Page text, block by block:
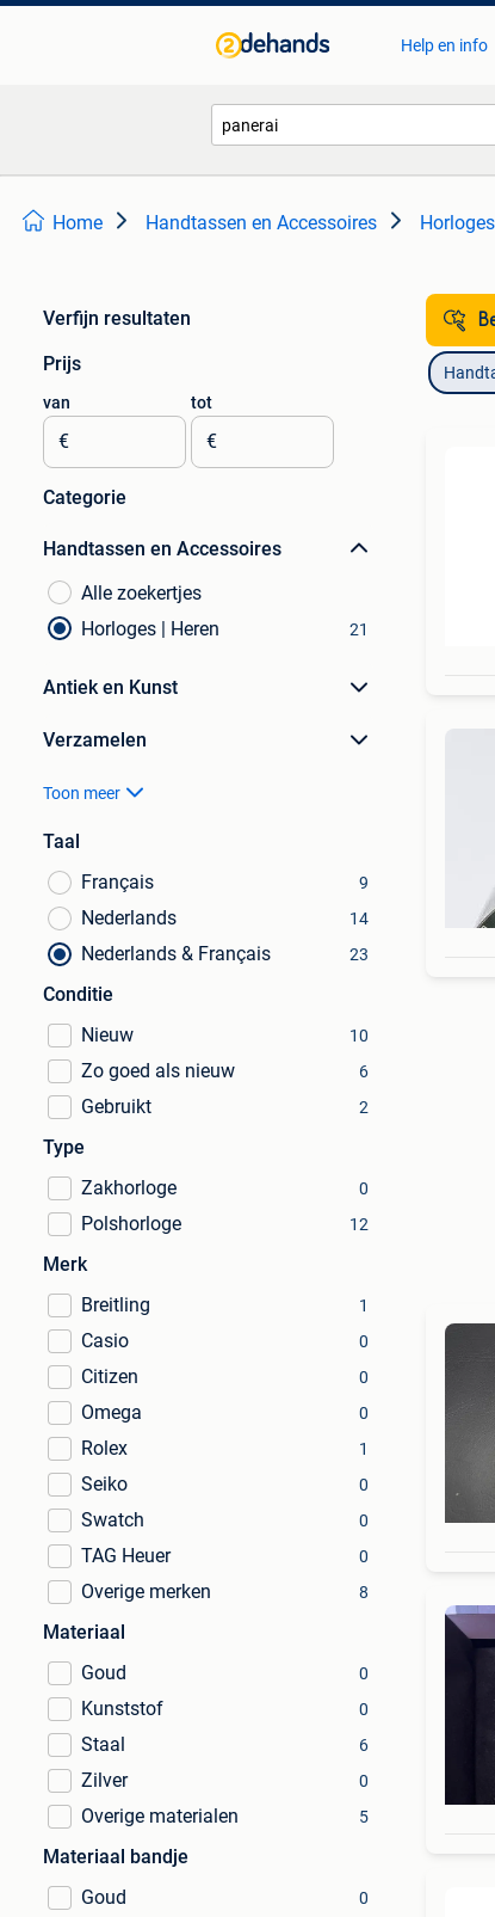
Help en info
Home Handtassen en Accessoires
Verfijn resultaten
Prijs
van
€
tot
€
Categorie
Handtassen en Accessoires
Alle zoekertjes
Horloges | Heren
21
Antiek en Kunst
Verzamelen
Toon meer
Taal
Français
9
Nederlands 14
Nederlands & Français 23
Conditie
Nieuw
10
Zo goed als nieuw 6
Gebruikt 2
Type
Zakhorloge
0
Polshorloge 12
Merk
Breitling
1
Casio 0
Citizen 0
Omega 0
Rolex 1
Seiko 0
Swatch 0
TAG Heuer 0
Overige merken 8
Materiaal
Goud
0
Kunststof 0
Staal 6
Zilver 0
Overige materialen 5
Materiaal bandje
Goud
0